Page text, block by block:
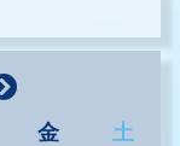
金
土